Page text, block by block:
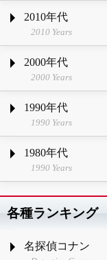
2010年代
2010 Years
2000年代
2000 Years
1990年代
1990 Years
1980年代
1990 Years
各種ランキング
名探偵コナン